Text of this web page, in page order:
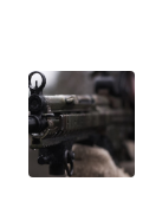
MALUKU
WN
MALUT